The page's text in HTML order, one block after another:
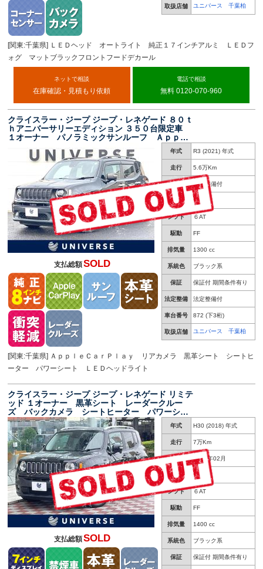
取扱店舗 ユニバース 千葉柏
[関東:千葉県] ＬＥＤヘッド オートライト 純正１７インチアルミ ＬＥＤフ
ォグ マットブラックフロントフードデカール
ネットで相談
在庫確認・見積もり依頼
電話で相談
無料 0120-070-960
クライスラー・ジープ ジープ・レネゲード ８０ｔ
ｈアニバーサリーエディション ３５０台限定車
１オーナー パノラミックサンルーフ Ａｐｐｌ
ｅＣａｒＰｌａｙ 純正ナビＴＶ リアカメラ
黒革シート シートヒーター パワーシート Ｌ
ＥＤヘッドライト 純正１８インチＡＷ ＥＴ
Ｃ 禁煙車
年式 R3 (2021) 年式
走行 5.6万Km
車検 車検整備付
修復歴 無し
シフト ６AT
駆動 FF
排気量 1300 cc
系統色 ブラック系
保証 保証付 期間条件有り
法定整備 法定整備付
車台番号 872 (下3桁)
取扱店舗 ユニバース 千葉柏
支払総額SOLD
[関東:千葉県] ＡｐｐｌｅＣａｒＰｌａｙ リアカメラ 黒革シート シートヒ
ーター パワーシート ＬＥＤヘッドライト
クライスラー・ジープ ジープ・レネゲード リミテ
ッド １オーナー 黒革シート レーダークルー
ズ バックカメラ シートヒーター パワーシー
ト ディスプレイオーディオ ステアリングヒー
ター スマートキー Ｂｌｕｅｔｏｏｔｈ 純正
１７インチＡＷ ＥＴＣ
年式 H30 (2018) 年式
走行 7万Km
車検 2027年02月
修復歴 無し
シフト ６AT
駆動 FF
排気量 1400 cc
系統色 ブラック系
保証 保証付 期間条件有り
支払総額SOLD